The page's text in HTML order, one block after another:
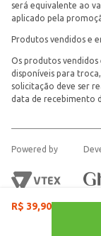
R$ 39,90
será equivalente ao
aplicado pela
Produtos vendidos e
Os produtos
disponíveis para
solicitação deve ser
data de recebimento
Powered by